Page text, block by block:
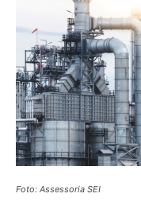
Foto: Assessoria SEI